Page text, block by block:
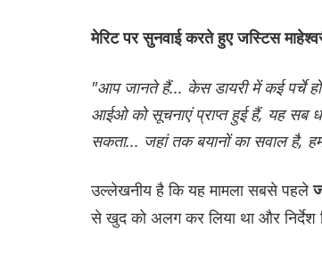
मेरिट पर सुनवाई करते हुए जस्टिस
"आप जानते हैं... केस डायरी में कई पर्चे
आईओ को सूचनाएं प्राप्त हुई हैं, यह सब
सकता... जहां तक ​​बयानों का सवाल है,
उल्लेखनीय है कि यह मामला सबसे पहले
से खुद को अलग कर लिया था और निर्देश